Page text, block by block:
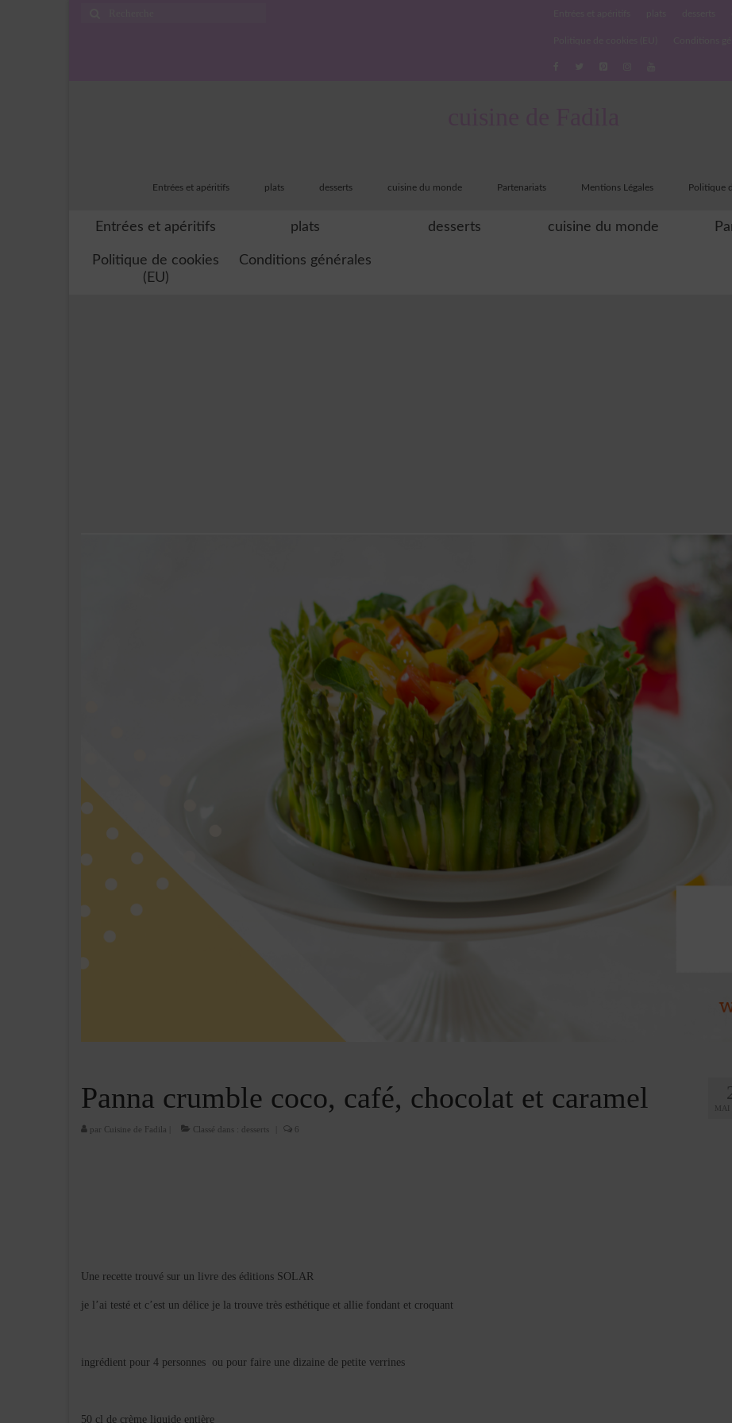
Entrées et apéritifs plats desserts cuisine du monde Partenariats Mentions Légales Politique
Entrées et apéritifs plats desserts cuisine du monde
Politique de cookies
(EU)
Conditions générales
MAI
Panna crumble coco, café, chocolat et caramel
par Cuisine de Fadila Classé dans : desserts 6
Une recette trouvé sur un livre des éditions SOLAR
je l’ai testé et c’est un délice je la trouve très esthétique et allie fondant et croquant
ingrédient pour 4 personnes ou pour faire une dizaine de petite verrines
50 cl de crème liquide entière